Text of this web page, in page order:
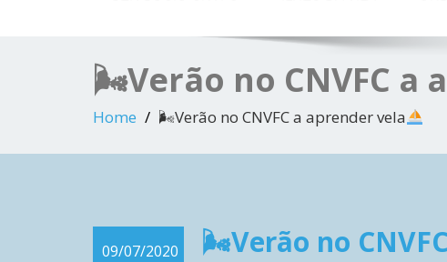
🌬Verão no CNVFC a
Home 🌬Verão no CNVFC a aprender vela
09/07/2020 🌬Verão no